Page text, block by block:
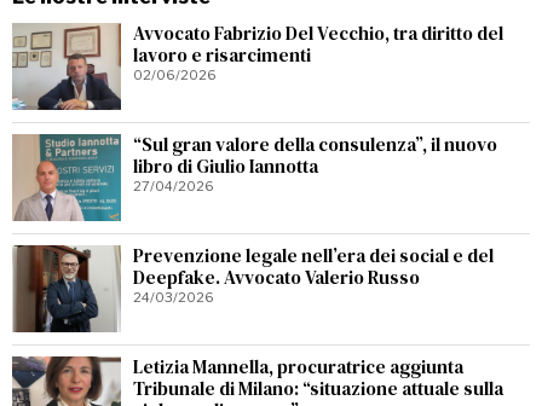
Avvocato Fabrizio Del Vecchio, tra diritto del
lavoro e risarcimenti
02/06/2026
“Sul gran valore della consulenza”, il nuovo
libro di Giulio Iannotta
27/04/2026
Prevenzione legale nell’era dei social e del
Deepfake. Avvocato Valerio Russo
24/03/2026
Letizia Mannella, procuratrice aggiunta
Tribunale di Milano: “situazione attuale sulla